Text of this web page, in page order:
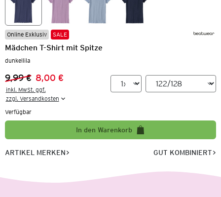
Online Exklusiv SALE
Mädchen T-Shirt mit Spitze
dunkellila
Vorheriger Preis:
9,99 €
Neuer Preis:
8,00 €
inkl. MwSt. ggf.
zzgl. Versandkosten
Verfügbar
In den Warenkorb
ARTIKEL MERKEN GUT KOMBINIERT